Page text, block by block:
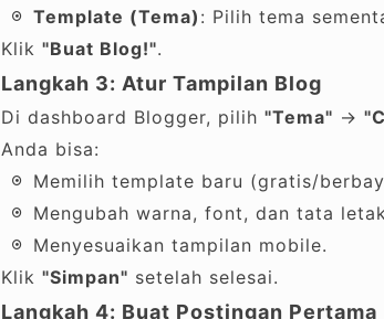
Template (Tema) : Pilih tema
Klik "Buat Blog!".
Langkah 3: Atur Tampilan Blog
Di dashboard Blogger, pilih "Tema" →
Anda bisa:
Memilih template baru (gratis/
Mengubah warna, font, dan tata
Menyesuaikan tampilan mobile.
Klik "Simpan" setelah selesai.
Langkah 4: Buat Postingan Pertama